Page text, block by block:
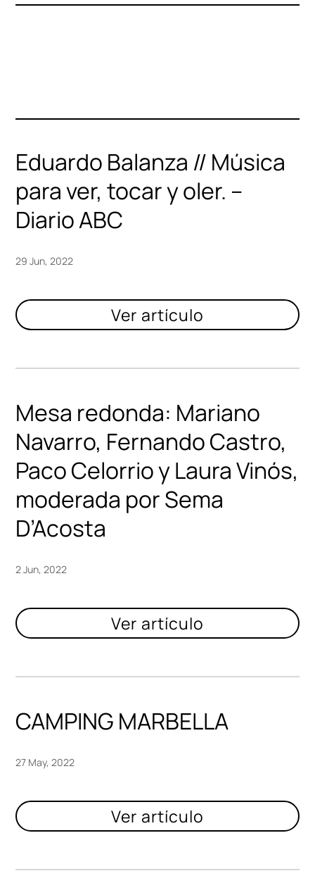
Eduardo Balanza // Música
para ver, tocar y oler. –
Diario ABC
29 Jun, 2022
Mesa redonda: Mariano
Navarro, Fernando Castro,
Paco Celorrio y Laura Vinós,
moderada por Sema
D’Acosta
2 Jun, 2022
CAMPING MARBELLA
27 May, 2022